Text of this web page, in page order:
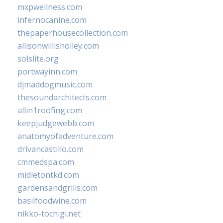
mxpwellness.com
infernocanine.com
thepaperhousecollection.com
allisonwillisholley.com
solslite.org
portwayinn.com
djmaddogmusic.com
thesoundarchitects.com
allin1roofing.com
keepjudgewebb.com
anatomyofadventure.com
drivancastillo.com
cmmedspa.com
midletontkd.com
gardensandgrills.com
basilfoodwine.com
nikko-tochigi.net